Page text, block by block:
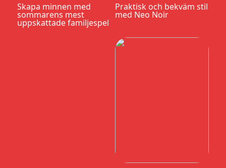
Skapa minnen med
sommarens mest
uppskattade familjespel
Praktisk och bekväm stil
med Neo Noir